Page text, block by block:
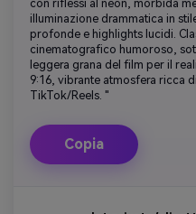
con riflessi al neon, morbida
illuminazione drammatica in
profonde e highlights lucidi.
cinematografico humoroso,
leggera grana del film per il
9:16, vibrante atmosfera ricca
TikTok/Reels. "
Copia